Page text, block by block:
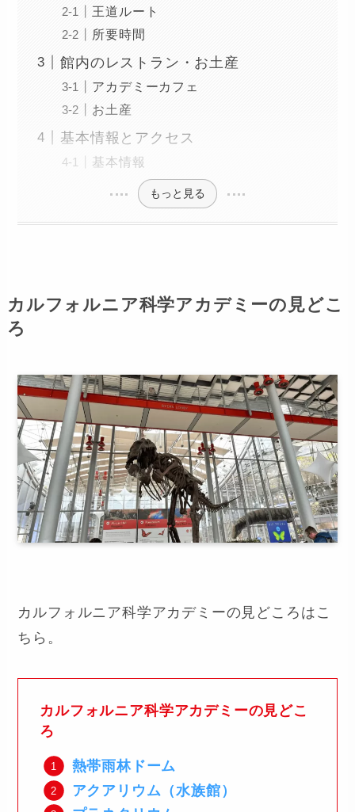
王道ルート
所要時間
館内のレストラン・お土産
アカデミーカフェ
お土産
基本情報とアクセス
基本情報
もっと見る
カルフォルニア科学アカデミーの見どこ
ろ
カルフォルニア科学アカデミーの見どころはこ
ちら。
カルフォルニア科学アカデミーの見どこ
ろ
熱帯雨林ドーム
アクアリウム（水族館）